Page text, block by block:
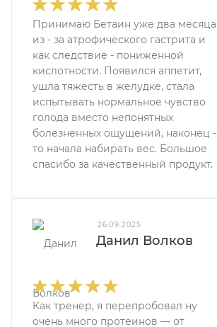
Принимаю Бетаин уже два месяца
из - за атрофического гастрита и
как следствие - пониженной
кислотности. Появился аппетит,
ушла тяжесть в желудке, стала
испытывать нормальное чувство
голода вместо непонятных
болезненных ощущений, наконец -
то начала набирать вес. Большое
спасибо за качественный продукт.
26.09.2025
Данил Волков
Как тренер, я перепробовал ну
очень много протеинов — от